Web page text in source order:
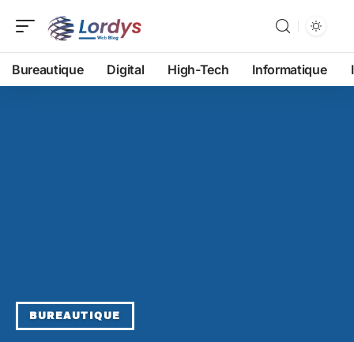
Bureautique Digital High-Tech Informatique
BUREAUTIQUE